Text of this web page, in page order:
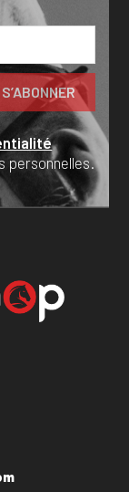
personnelles.